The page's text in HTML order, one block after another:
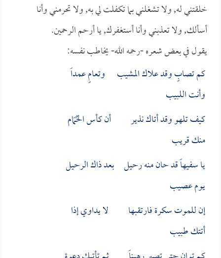
خلقتني له, ولا تشغلني بما تكفلت لي به, ولا تحرمني وأنا
أسألك, ولا تعذبني وأنا أستغفرك, يا أرحم الرحمين.
يقول في بعض شعره -رحمه الله- يخاطب نفسه:
كم تصابٍ وقد علاك المشيب وتعامٍ عمداً
وأنت اللبيب
كيف تلهو وقد أتاك نذير أن كأس الحُمَام
منك قريب
يا سفيهاً قد حان منه رحيل بعد ذاك الرحيل
يوم عصيب
إن للموت سكرة فارتقبها لا يداوي إذا
أتتك طبيب